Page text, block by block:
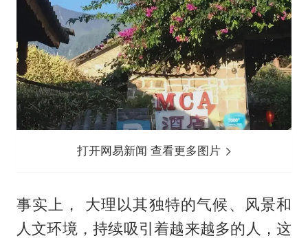
打开网易新闻 查看更多图片
事实上， 大理以其独特的气候、风景和
人文环境，持续吸引着越来越多的人，这